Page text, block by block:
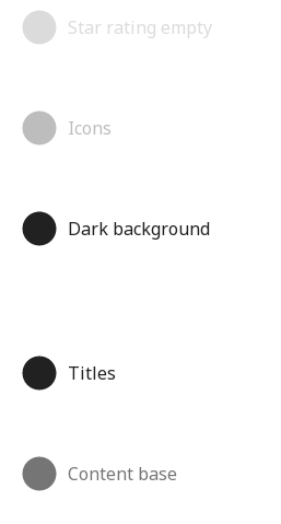
Star rating empty
Icons
Dark background
Titles
Content base